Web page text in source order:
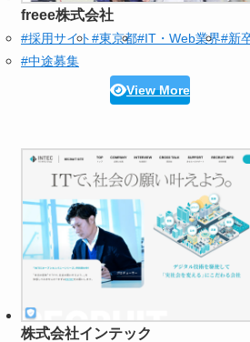
freee株式会社
#採用サイト#東京都#IT・Web業界#新
#中途募集
View More
株式会社インテック